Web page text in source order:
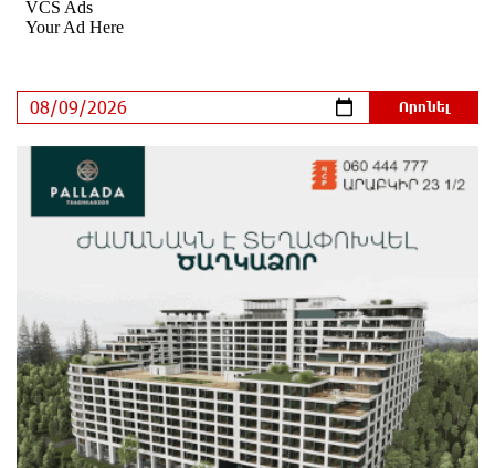
15 ժամ առաջ
Հայհիդրոմետի տնօրենը գրել է
15 ժամ առաջ
Արտակարգ դեպք՝ Երևանում․ կոտրել են «Հույս
բոլոր մարդկանց» հիմնադրամի շենքի
պատուհաններն ու դռները
15 ժամ առաջ
Ալիևն ու Թրամփը հեռախոսազրույց են ունեցել
16 ժամ առաջ